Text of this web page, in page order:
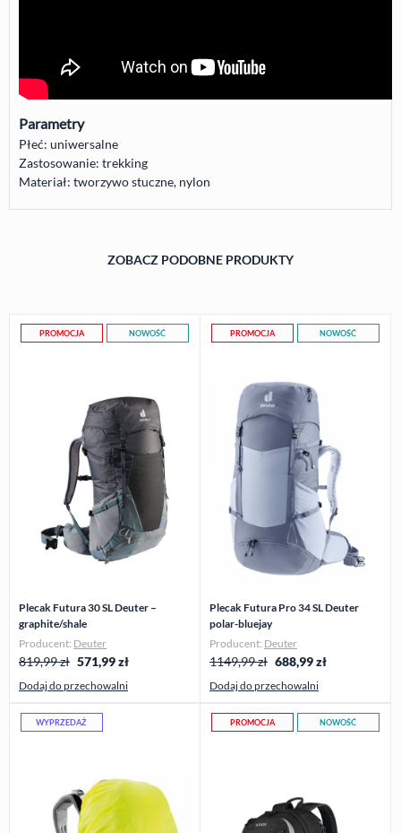
Parametry
Płeć: uniwersalne
Zastosowanie: trekking
Materiał: tworzywo stuczne, nylon
ZOBACZ PODOBNE PRODUKTY
PROMOCJA NOWOŚĆ
Plecak Futura 30 SL Deuter –
graphite/shale
Producent: Deuter
819,99 zł 571,99zł
Dodaj do przechowalni
PROMOCJA NOWOŚĆ
Plecak Futura Pro 34 SL Deuter
polar-bluejay
Producent: Deuter
1149,99 zł 688,99zł
Dodaj do przechowalni
WYPRZEDAŻ PROMOCJA NOWOŚĆ